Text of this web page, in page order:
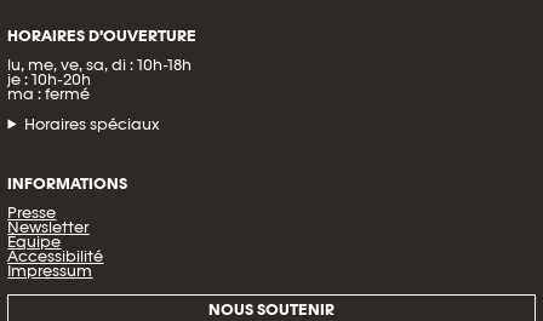
HORAIRES D’OUVERTURE
lu, me, ve, sa, di : 10h-18h
je : 10h-20h
ma : fermé
Horaires spéciaux
INFORMATIONS
Presse
Newsletter
Équipe
Accessibilité
Impressum
NOUS SOUTENIR